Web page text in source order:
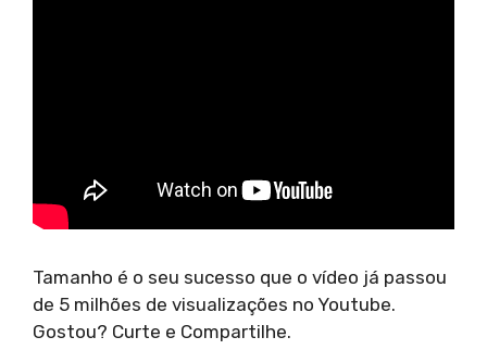
Tamanho é o seu sucesso que o vídeo já passou
de 5 milhões de visualizações no Youtube.
Gostou? Curte e Compartilhe.